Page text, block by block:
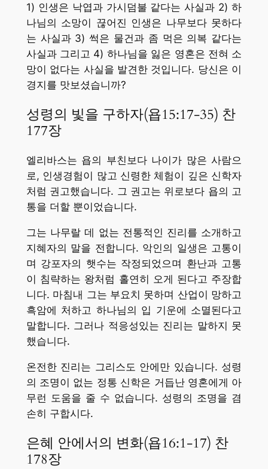
1) 인생은 낙엽과 가시덤불 같다는 사실과 2) 하
나님의 소망이 끊어진 인생은 나무보다 못하다
는 사실과 3) 썩은 물건과 좀 먹은 의복 같다는
사실과 그리고 4) 하나님을 잃은 영혼은 전혀 소
망이 없다는 사실을 발견한 것입니다. 당신은 이
경지를 맛보셨습니까?
성령의 빛을 구하자(욥15:17-35) 찬
177장
엘리바스는 욥의 부친보다 나이가 많은 사람으
로, 인생경험이 많고 신령한 체험이 깊은 신학자
처럼 권고했습니다. 그 권고는 위로보다 욥의 고
통을 더할 뿐이었습니다.
그는 나무랄 데 없는 전통적인 진리를 소개하고
지혜자의 말을 전합니다. 악인의 일생은 고통이
며 강포자의 햇수는 작정되었으며 환난과 고통
이 침략하는 왕처럼 홀연히 오게 된다고 주장합
니다. 마침내 그는 부요치 못하며 산업이 망하고
흑암에 처하고 하나님의 입 기운에 소멸된다고
말합니다. 그러나 적응성있는 진리는 말하지 못
했습니다.
온전한 진리는 그리스도 안에만 있습니다. 성령
의 조명이 없는 정통 신학은 거듭난 영혼에게 아
무런 도움을 줄 수 없습니다. 성령의 조명을 겸
손히 구합시다.
은혜 안에서의 변화(욥16:1-17) 찬
178장